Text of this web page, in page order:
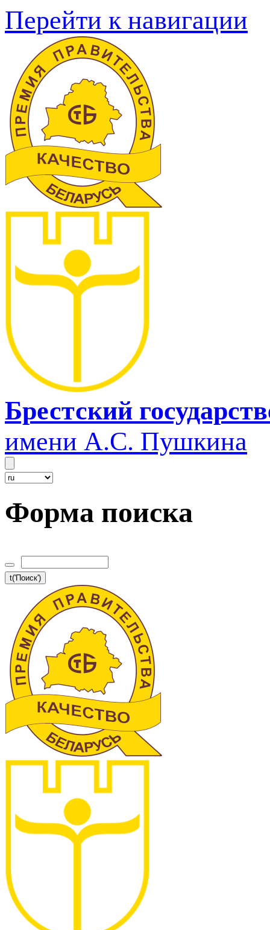
Перейти к навигации
Брестский
имени А.С. Пушкина
Форма поиска
t('Поиск')